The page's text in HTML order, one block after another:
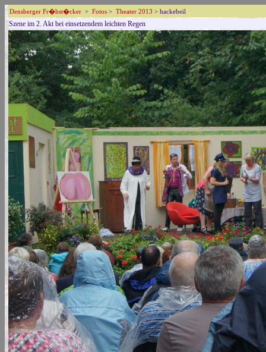
Densberger Fr�hst�cker > Fotos > Theater 2013 > hackebeil
Szene im 2. Akt bei einsetzendem leichten Regen